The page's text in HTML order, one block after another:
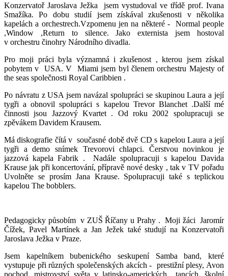
Konzervatoř Jaroslava Ježka jsem vystudoval ve třídě prof. Ivana
Smažíka. Po dobu studií jsem získával zkušenosti v několika
kapelách a orchestrech.Vzpomenu jen na některé - Normal people
,Window ,Return to silence. Jako externista jsem hostoval
v orchestru činohry Národního divadla.
Pro moji práci byla významná i zkušenost , kterou jsem získal
pobytem v USA. V Miami jsem byl členem orchestru Majesty of
the seas společnosti Royal Caribbien .
Po návratu z USA jsem navázal spolupráci se skupinou Laura a její
tygři a obnovil spolupráci s kapelou Trevor Blanchet .Další mé
činnosti jsou Jazzový Kvartet . Od roku 2002 spolupracuji se
zpěvákem Davidem Krausem.
Má diskografie čítá v současné době dvě CD s kapelou Laura a její
tygři a demo snímek Trevorovi chlapci. Čerstvou novinkou je
jazzová kapela Fabrik . Nadále spolupracuji s kapelou Davida
Krause jak při koncertování, přípravě nové desky , tak v TV pořadu
Uvolněte se prosím Jana Krause. Spolupracuji také s teplickou
kapelou The bobblers.
Pedagogicky působím v ZUŠ Říčany u Prahy . Moji žáci Jaromír
Čížek, Pavel Martínek a Jan Ježek také studují na Konzervatoři
Jaroslava Ježka v Praze.
Jsem kapelníkem bubenického seskupení Samba band, které
vystupuje při různých společenských akcích - prestižní plesy, Avon
pochod, mistrovství světa v latinsko-amerických tancích, školní